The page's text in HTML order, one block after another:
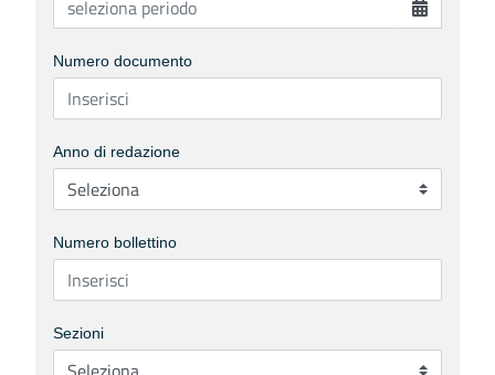
Numero documento
Anno di redazione
Numero bollettino
Sezioni